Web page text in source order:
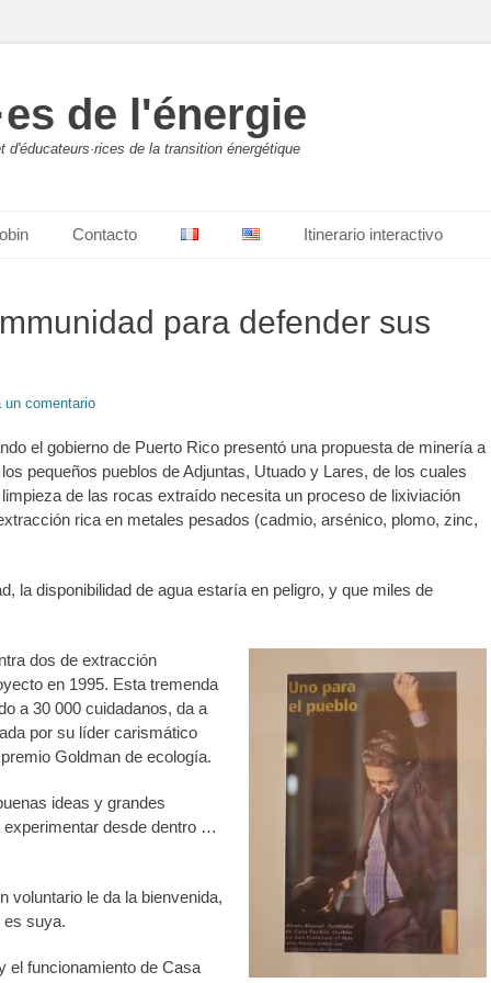
de l'énergie
d'éducateurs·rices de la transition énergétique
Contacto Itinerario interactivo
para defender sus
un comentario
el gobierno de Puerto Rico presentó una propuesta de minería a
pequeños pueblos de Adjuntas, Utuado y Lares, de los cuales
de las rocas extraído necesita un proceso de lixiviación
rica en metales pesados (cadmio, arsénico, plomo, zinc,
la disponibilidad de agua estaría en peligro, y que miles de
dos de extracción
en 1995. Esta tremenda
a 30 000 cuidadanos, da a
por su líder carismático
Goldman de ecología.
ideas y grandes
desde dentro …
voluntario le da la bienvenida,
es suya.
el funcionamiento de Casa